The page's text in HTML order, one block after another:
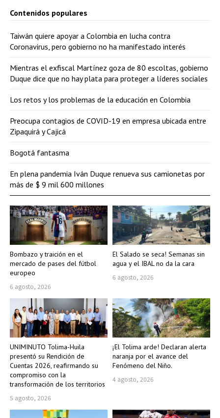
Bombazo y traición en el
mercado de pases del fútbol
europeo
6 agosto, 2026
El Salado se seca! Semanas sin
agua y el IBAL no da la cara
6 agosto, 2026
UNIMINUTO Tolima-Huila
presentó su Rendición de
Cuentas 2026, reafirmando su
compromiso con la
transformación de los territorios
5 agosto, 2026
¡El Tolima arde! Declaran alerta
naranja por el avance del
Fenómeno del Niño.
4 agosto, 2026
Contenidos populares
Taiwán quiere apoyar a Colombia en lucha contra
Coronavirus, pero gobierno no ha manifestado interés
Mientras el exfiscal Martínez goza de 80 escoltas, gobierno
Duque dice que no hay plata para proteger a líderes sociales
Los retos y los problemas de la educación en Colombia
Preocupa contagios de COVID-19 en empresa ubicada entre
Zipaquirá y Cajicá
Bogotá fantasma
En plena pandemia Iván Duque renueva sus camionetas por
más de $ 9 mil 600 millones